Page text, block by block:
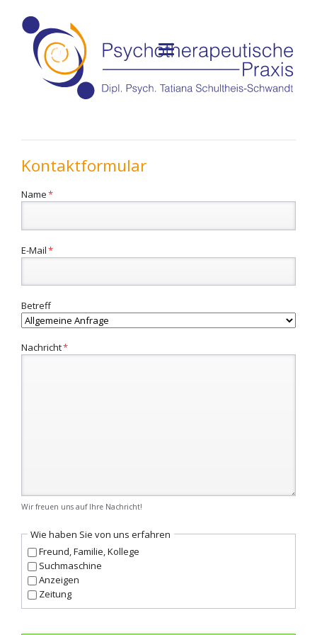
Kontaktformular
Pflichtfeld
Name*
Pflichtfeld
E-Mail*
Betreff
Pflichtfeld
Nachricht*
Wir freuen uns auf Ihre Nachricht!
Wie haben Sie von uns erfahren
Freund, Familie, Kollege
Suchmaschine
Anzeigen
Zeitung